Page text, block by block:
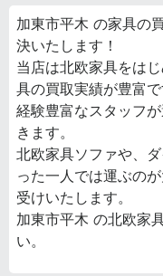
加東市平木 の家具の
決いたします！
当店は北欧家具をは
具の買取実績が豊富で
経験豊富なスタッフ
きます。
北欧家具ソファや、
った一人では運ぶの
受けいたします。
加東市平木 の北欧家
い。